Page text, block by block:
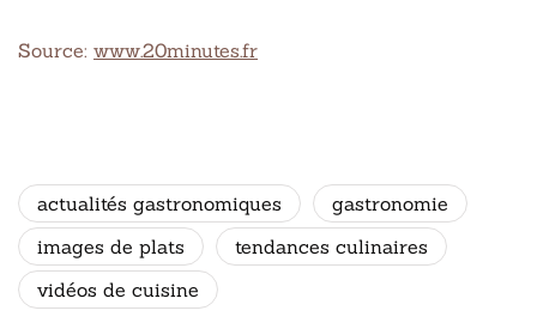
Source: www.20minutes.fr
actualités gastronomiques
gastronomie
images de plats
tendances culinaires
vidéos de cuisine